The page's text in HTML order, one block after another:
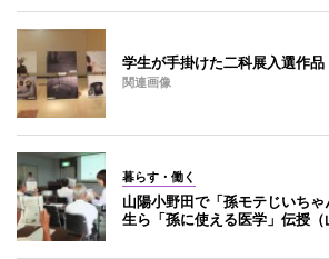
学生が手掛けた二科展入選作品
関連画像
暮らす・働く
山陽小野田で「孫モテじいち
生ら「孫に使える医学」伝授（